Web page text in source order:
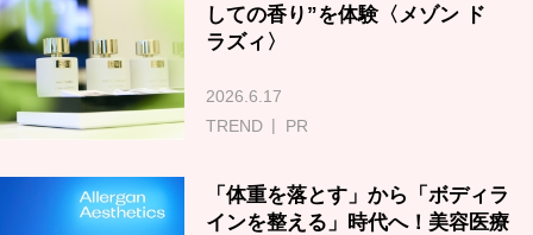
しての香り”を体験〈メゾン ド
ラズィ〉
2026.6.17
TREND
PR
「体重を落とす」から「ボディラ
インを整える」時代へ！美容医療